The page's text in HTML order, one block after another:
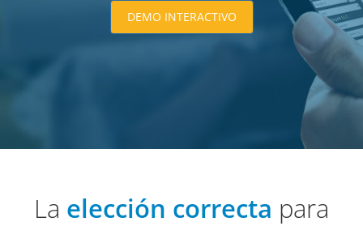
DEMO INTERACTIVO
La elección correcta para